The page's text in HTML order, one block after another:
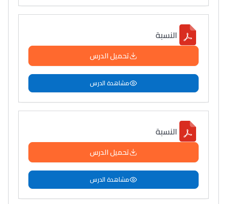
النسبة
تحميل الدرس
مشاهدة الدرس
النسبة
تحميل الدرس
مشاهدة الدرس